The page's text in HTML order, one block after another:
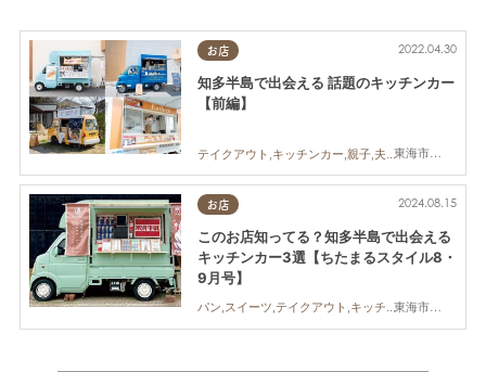
お店
東海市,大府市,知多市,阿久比町,半田市,武豊町,南知多町,常滑市,美浜町,東浦町
2022.04.30
知多半島で出会える 話題のキッチンカー
【前編】
テイクアウト,キッチンカー,親子,夫婦,家族,カップル,おひとりさま,友人,ペット,知多半島
お店
東海市,知多市,半田市,常滑市
2024.08.15
このお店知ってる？知多半島で出会える
キッチンカー3選【ちたまるスタイル8・
9月号】
パン,スイーツ,テイクアウト,キッチンカー,ちたまるスタイル掲載店